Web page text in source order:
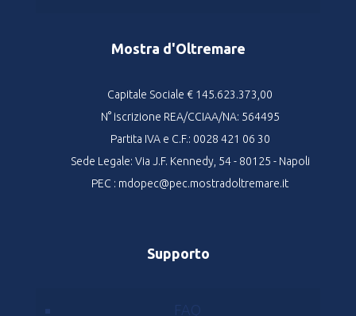
Mostra d'Oltremare
Capitale Sociale € 145.623.373,00
N° iscrizione REA/CCIAA/NA: 564495
Partita IVA e C.F.: 0028 421 06 30
Sede Legale: Via J.F. Kennedy, 54 - 80125 - Napoli
PEC : mdopec@pec.mostradoltremare.it
Supporto
FAQ